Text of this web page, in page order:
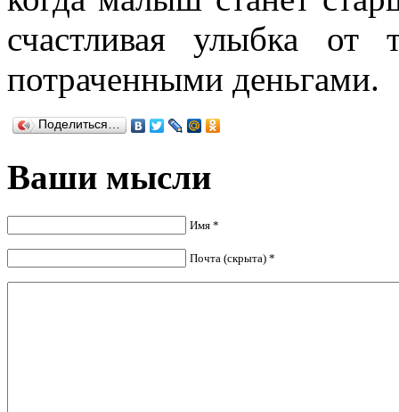
счастливая улыбка от
потраченными деньгами.
Поделиться…
Ваши мысли
Имя *
Почта (скрыта) *